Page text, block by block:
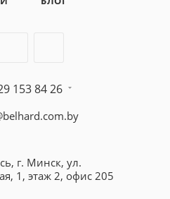
153 84 26
г. Минск, ул.
1, этаж 2, офис 205